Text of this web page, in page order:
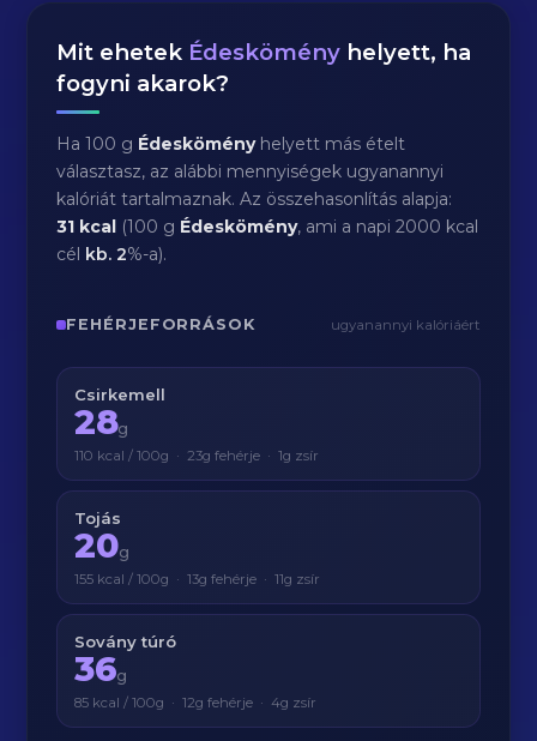
Mit ehetek Édeskömény helyett, ha
fogyni akarok?
Ha 100 g Édesköményhelyett más ételt
választasz, az alábbi mennyiségek ugyanannyi
kalóriát tartalmaznak. Az összehasonlítás alapja:
31 kcal (100 g Édeskömény, ami a napi 2000 kcal
cél kb.2%-a).
FEHÉRJEFORRÁSOK ugyanannyi kalóriáért
Csirkemell
28g
110 kcal / 100g · 23g fehérje · 1g zsír
Tojás
20g
155 kcal / 100g · 13g fehérje · 11g zsír
Sovány túró
36g
85 kcal / 100g · 12g fehérje · 4g zsír